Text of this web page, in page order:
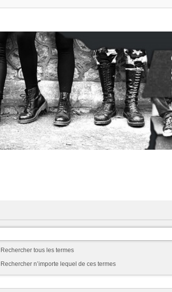
Rechercher tous les termes
Rechercher n’importe lequel de ces termes